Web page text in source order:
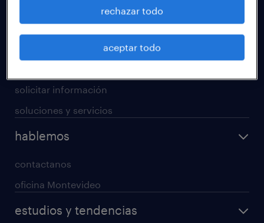
professional
solicitar información
soluciones y servicios
hablemos
contactanos
oficina Montevideo
estudios y tendencias
rechazar todo
aceptar todo